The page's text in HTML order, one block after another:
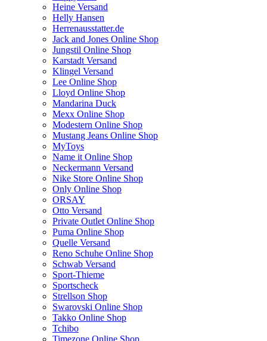
Heine Versand
Helly Hansen
Herrenausstatter.de
Jack and Jones Online Shop
Jungstil Online Shop
Karstadt Versand
Klingel Versand
Lee Online Shop
Lloyd Online Shop
Mandarina Duck
Mexx Online Shop
Modestern Online Shop
Mustang Jeans Online Shop
MyToys
Name it Online Shop
Neckermann Versand
Nike Store Online Shop
Only Online Shop
ORSAY
Otto Versand
Private Outlet Online Shop
Puma Online Shop
Quelle Versand
Reno Schuhe Online Shop
Schwab Versand
Sport-Thieme
Sportscheck
Strellson Shop
Swarovski Online Shop
Takko Online Shop
Tchibo